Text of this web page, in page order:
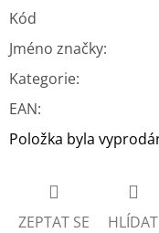
Kód
Jméno značky:
Kategorie:
EAN:
Položka byla
ZEPTAT SE HLÍDAT